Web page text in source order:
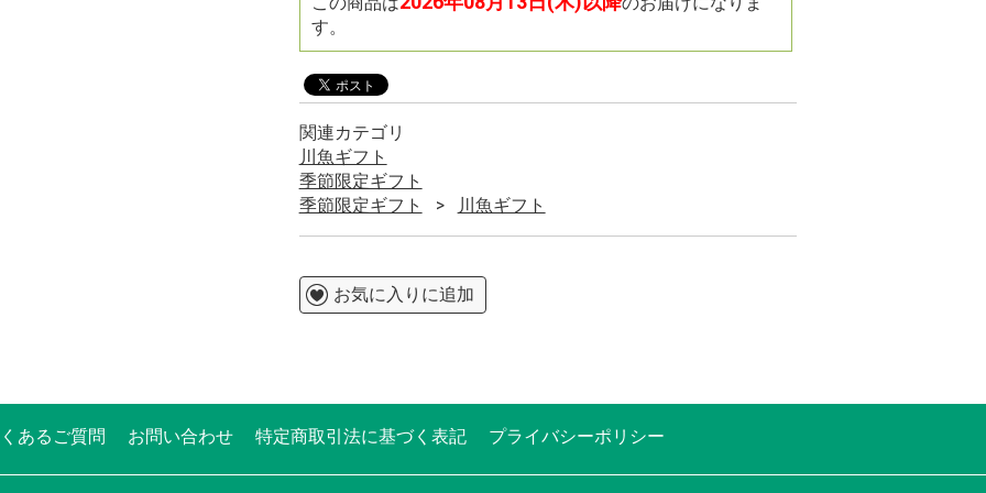
す。
関連カテゴリ
川魚ギフト
季節限定ギフト
季節限定ギフト
川魚ギフト
お気に入りに追加
あるご質問 お問い合わせ 特定商取引法に基づく表記 プライバシーポリシー